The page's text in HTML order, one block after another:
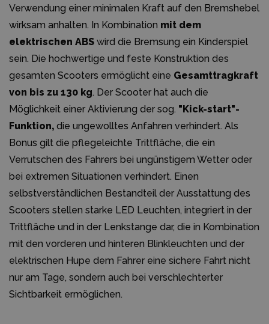
Verwendung einer minimalen Kraft auf den Bremshebel
wirksam anhalten. In Kombination mit dem
elektrischen ABS wird die Bremsung ein Kinderspiel
sein. Die hochwertige und feste Konstruktion des
gesamten Scooters ermöglicht eine Gesamttragkraft
von bis zu 130 kg. Der Scooter hat auch die
Möglichkeit einer Aktivierung der sog. "Kick-start"-
Funktion, die ungewolltes Anfahren verhindert. Als
Bonus gilt die pflegeleichte Trittfläche, die ein
Verrutschen des Fahrers bei ungünstigem Wetter oder
bei extremen Situationen verhindert. Einen
selbstverständlichen Bestandteil der Ausstattung des
Scooters stellen starke LED Leuchten, integriert in der
Trittfläche und in der Lenkstange dar, die in Kombination
mit den vorderen und hinteren Blinkleuchten und der
elektrischen Hupe dem Fahrer eine sichere Fahrt nicht
nur am Tage, sondern auch bei verschlechterter
Sichtbarkeit ermöglichen.